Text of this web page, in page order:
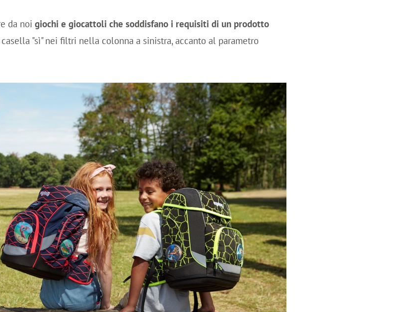
da noi giochi e giocattoli che soddisfano i requisiti di un prodotto
"sì" nei filtri nella colonna a sinistra, accanto al parametro